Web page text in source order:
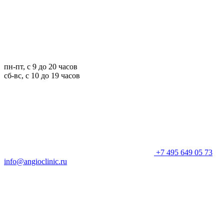
пн-пт, с 9 до 20 часов
сб-вс, с 10 до 19 часов
+7 495 649 05 73
info@angioclinic.ru